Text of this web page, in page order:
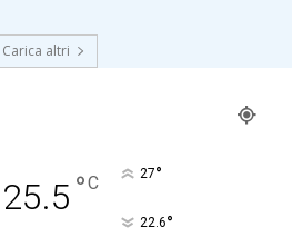
Carica altri
25.5 °C 27°
22.6°